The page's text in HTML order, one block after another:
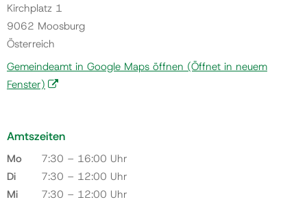
Kirchplatz 1
9062 Moosburg
Österreich
Gemeindeamt in Google Maps öffnen (Öffnet in neuem
Fenster)
Amtszeiten
Mo
7:30 – 16:00 Uhr
Di
7:30 – 12:00 Uhr
Mi
7:30 – 12:00 Uhr